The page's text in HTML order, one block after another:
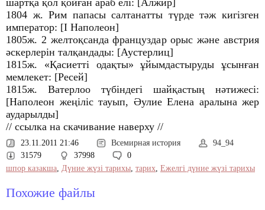
шартқа қол қойған араб елі: [Алжир]
1804 ж. Рим папасы салтанатты түрде тәж кигізген
император: [І Наполеон]
1805ж. 2 желтоқсанда француздар орыс және австрия
әскерлерін талқандады: [Аустерлиц]
1815ж. «Қасиетті одақты» ұйымдастыруды ұсынған
мемлекет: [Ресей]
1815ж. Ватерлоо түбіндегі шайқастың нәтижесі:
[Наполеон жеңіліс тауып, Әулие Елена аралына жер
аударылды]
// ссылка на скачивание наверху //
23.11.2011 21:46 Всемирная история
94_94
31579
37998
0
шпор казакша, Дүние жүзі тарихы, тарих, Ежелгі дүние жүзі тарихы
Похожие файлы